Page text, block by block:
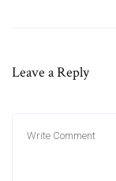
Leave a Reply